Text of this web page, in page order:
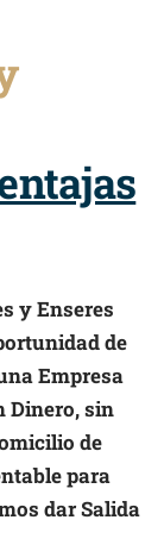
y Enseres
de
Empresa
Dinero, sin
de
para
dar Salida